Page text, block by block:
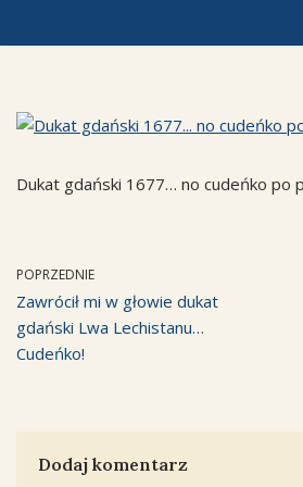
treści
Dukat gdański 1677… no cudeńko po
POPRZEDNIE
Zawrócił mi w głowie dukat
gdański Lwa Lechistanu…
Cudeńko!
Dodaj komentarz